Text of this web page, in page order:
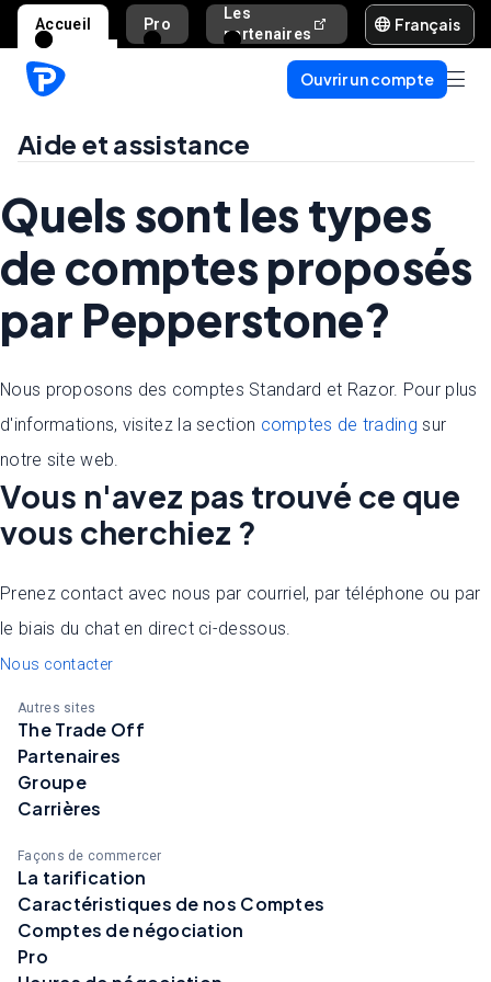
Accueil Pro
Les
partenaires
Aide et
Français
Ouvrir un compte
Aide et assistance
Quels sont les types
de comptes proposés
par Pepperstone?
Nous proposons des comptes Standard et Razor. Pour plus
d'informations, visitez la section comptes de tradingsur
notre site web.
Vous n'avez pas trouvé ce que
vous cherchiez ?
Prenez contact avec nous par courriel, par téléphone ou par
le biais du chat en direct ci-dessous.
Nous contacter
Autres sites
The Trade Off
Partenaires
Groupe
Carrières
Façons de commercer
La tarification
Caractéristiques de nos Comptes
Comptes de négociation
Pro